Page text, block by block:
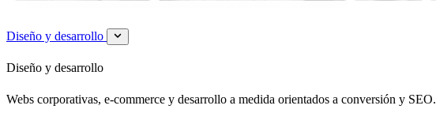
Diseño y desarrollo
Diseño y desarrollo
Webs corporativas, e-commerce y desarrollo a medida orientados a conversión y SEO.